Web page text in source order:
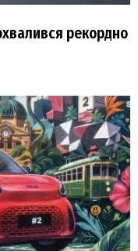
рекордно